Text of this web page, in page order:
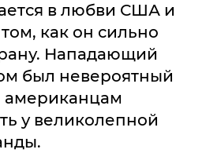
в любви США и
как он сильно
Нападающий
был невероятный
американцам
у великолепной